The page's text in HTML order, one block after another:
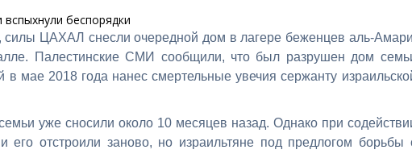
беспорядки
силы ЦАХАЛ снесли очередной дом в лагере беженцев аль-
Палестинские СМИ сообщили, что был разрушен дом
мае 2018 года нанес смертельные увечия сержанту
уже сносили около 10 месяцев назад. Однако при
его отстроили заново, но израильтяне под предлогом борьбы